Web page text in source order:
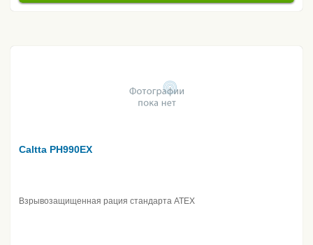
Caltta PH990EX
Взрывозащищенная рация стандарта ATEX